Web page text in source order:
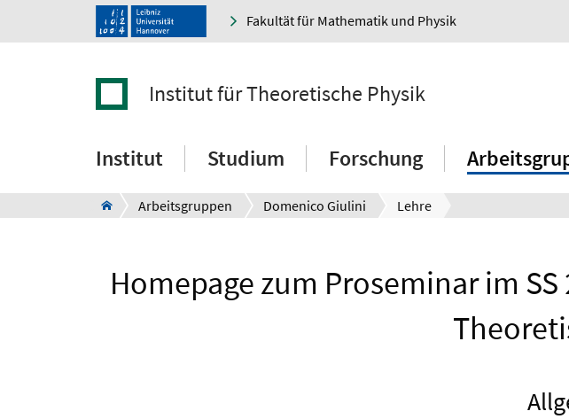
Fakultät für Mathematik und Physik
Institut für Theoretische Physik
Institut Studium Forschung
Arbeitsgruppen Domenico Giulini Lehre
Homepage zum Proseminar im